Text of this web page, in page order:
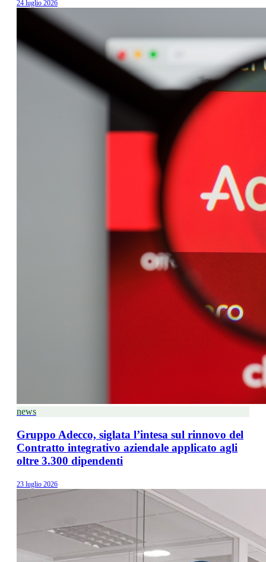
24 luglio 2026
news
Gruppo Adecco, siglata l’intesa sul rinnovo del
Contratto integrativo aziendale applicato agli
oltre 3.300 dipendenti
23 luglio 2026